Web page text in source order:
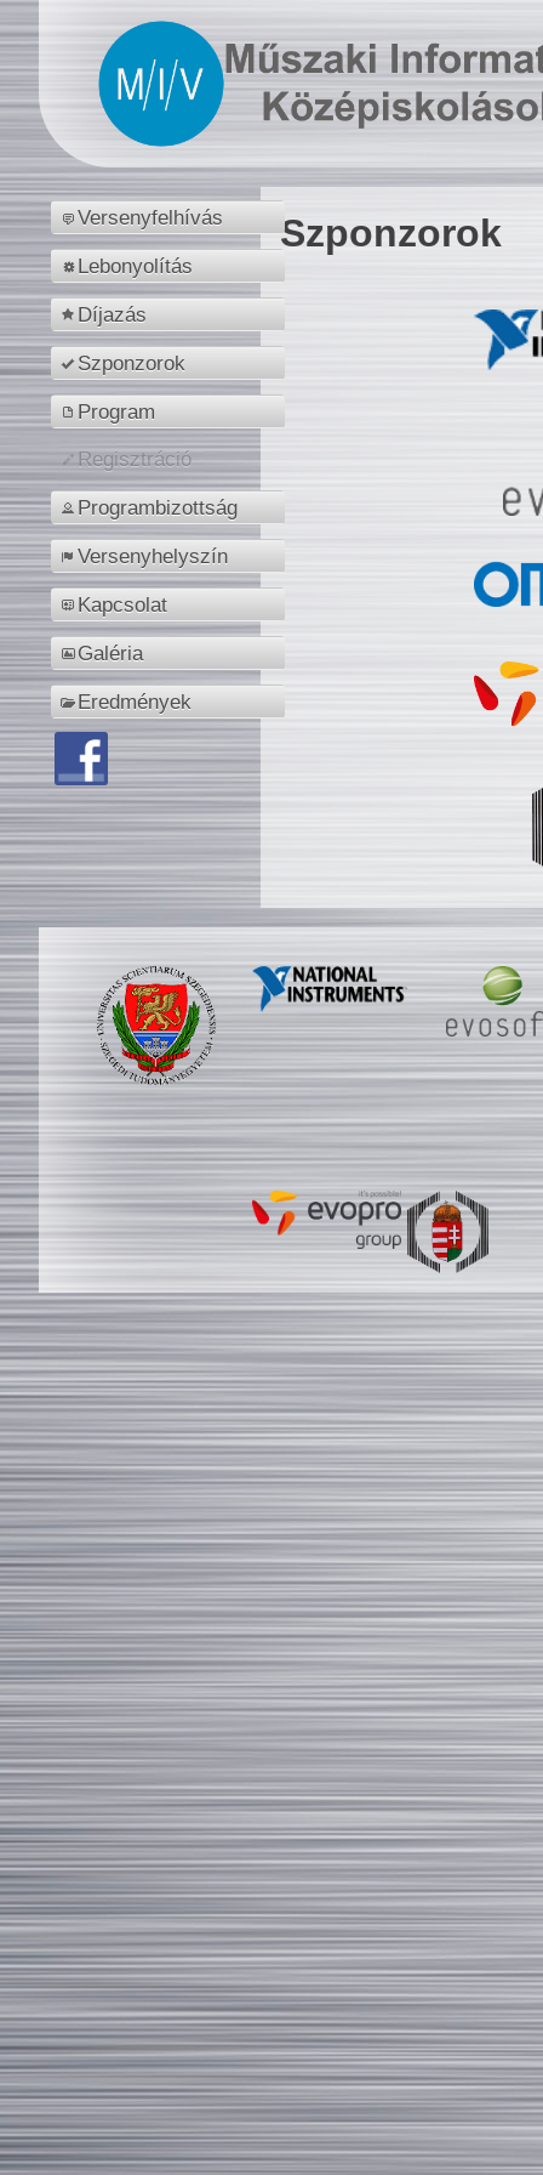
Versenyfelhívás
Lebonyolítás
Díjazás
Szponzorok
Program
Regisztráció
Programbizottság
Versenyhelyszín
Kapcsolat
Galéria
Eredmények
Szponzorok